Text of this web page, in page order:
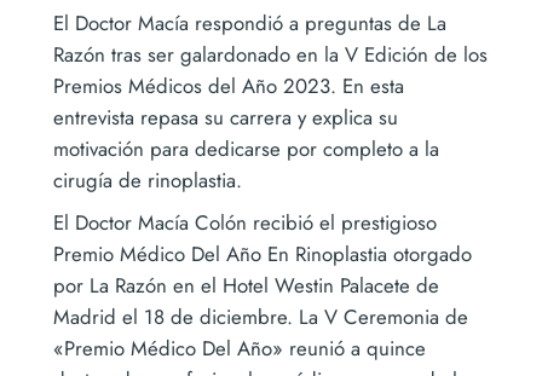
El Doctor Macía respondió a preguntas de La
Razón tras ser galardonado en la V Edición de los
Premios Médicos del Año 2023. En esta
entrevista repasa su carrera y explica su
motivación para dedicarse por completo a la
cirugía de rinoplastia.
El Doctor Macía Colón recibió el prestigioso
Premio Médico Del Año En Rinoplastia otorgado
por La Razón en el Hotel Westin Palacete de
Madrid el 18 de diciembre. La V Ceremonia de
«Premio Médico Del Año» reunió a quince